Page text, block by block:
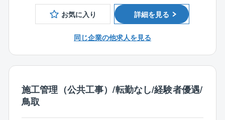
りに工事受注者が工事を行っていることを確認しま
る資料作成、設計業務の進捗管理、関係官署等の協議
■調査設計資料作成業務では、工事発注図面修正作業、
調査資料の取りまとめ、関係機関との資料作成など行
ないます。
お気に入り 詳細を見る
同じ企業の他求人を見る
施工管理（公共工事）/転勤なし/経験者優遇/
鳥取